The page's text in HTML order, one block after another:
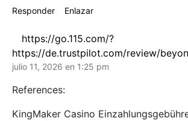
Responder Enlazar
https://go.115.com/?
https://de.trustpilot.com/review/
julio 11, 2026 en 1:25 pm
References:
KingMaker Casino